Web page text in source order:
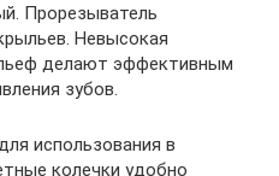
Прорезыватель
Невысокая
делают эффективным
зубов.
использования в
колечки удобно